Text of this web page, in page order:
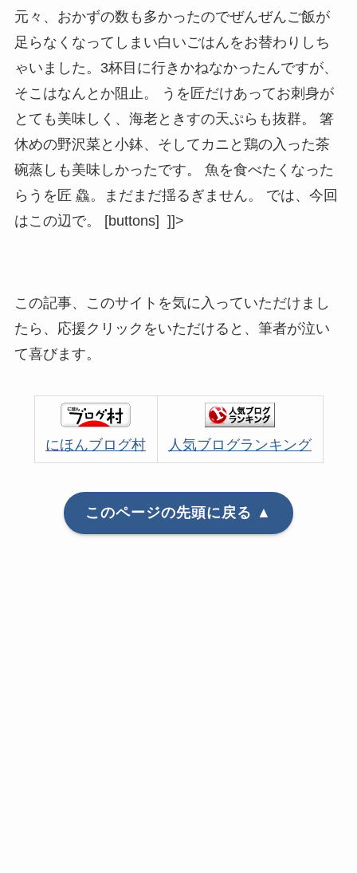
元々、おかずの数も多かったのでぜんぜんご飯が
足らなくなってしまい白いごはんをお替わりしち
ゃいました。3杯目に行きかねなかったんですが、
そこはなんとか阻止。 うを匠だけあってお刺身が
とても美味しく、海老ときすの天ぷらも抜群。 箸
休めの野沢菜と小鉢、そしてカニと鶏の入った茶
碗蒸しも美味しかったです。 魚を食べたくなった
らうを匠 鱻。まだまだ揺るぎません。 では、今回
はこの辺で。 [buttons] ]]>
この記事、このサイトを気に入っていただけまし
たら、応援クリックをいただけると、筆者が泣い
て喜びます。
にほんブログ村 人気ブログランキング
このページの先頭に戻る ▲